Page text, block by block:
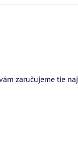
zaručujeme tie